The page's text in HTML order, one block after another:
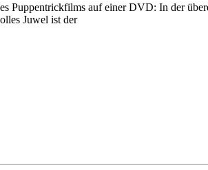
Puppentrickfilms auf einer DVD: In der
Juwel ist der